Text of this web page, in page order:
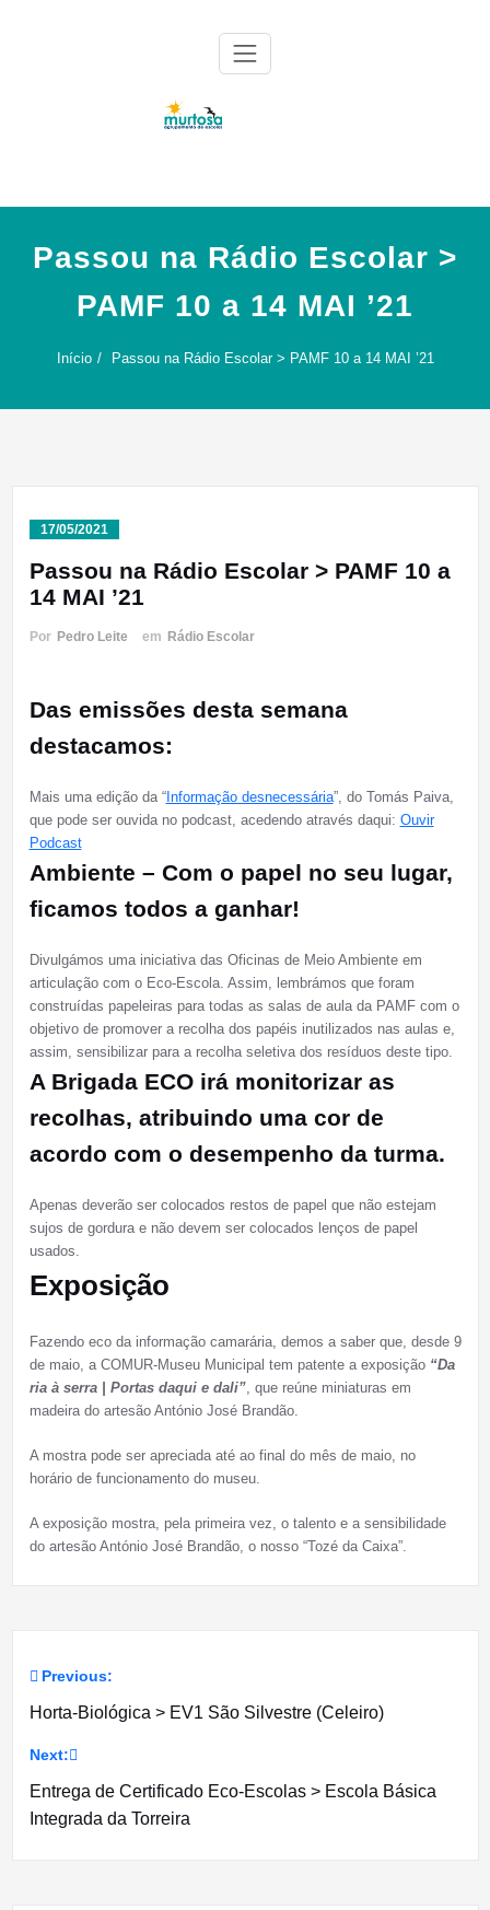
Passou na Rádio Escolar >
PAMF 10 a 14 MAI ’21
Início Passou na Rádio Escolar > PAMF 10 a 14 MAI ’21
17/05/2021
Passou na Rádio Escolar > PAMF 10 a
14 MAI ’21
Por Pedro Leite em Rádio Escolar
Das emissões desta semana
destacamos:
Mais uma edição da “Informação desnecessária”, do Tomás Paiva,
que pode ser ouvida no podcast, acedendo através daqui: Ouvir
Podcast
Ambiente – Com o papel no seu lugar,
ficamos todos a ganhar!
Divulgámos uma iniciativa das Oficinas de Meio Ambiente em
articulação com o Eco-Escola. Assim, lembrámos que foram
construídas papeleiras para todas as salas de aula da PAMF com o
objetivo de promover a recolha dos papéis inutilizados nas aulas e,
assim, sensibilizar para a recolha seletiva dos resíduos deste tipo.
A Brigada ECO irá monitorizar as
recolhas, atribuindo uma cor de
acordo com o desempenho da turma.
Apenas deverão ser colocados restos de papel que não estejam
sujos de gordura e não devem ser colocados lenços de papel
usados.
Exposição
Fazendo eco da informação camarária, demos a saber que, desde 9
de maio, a COMUR-Museu Municipal tem patente a exposição “Da
ria à serra | Portas daqui e dali”, que reúne miniaturas em
madeira do artesão António José Brandão.
A mostra pode ser apreciada até ao final do mês de maio, no
horário de funcionamento do museu.
A exposição mostra, pela primeira vez, o talento e a sensibilidade
do artesão António José Brandão, o nosso “Tozé da Caixa”.
Navegação
artigos
Previous:
Horta-Biológica > EV1 São Silvestre (Celeiro)
Next:
Entrega de Certificado Eco-Escolas > Escola Básica
Integrada da Torreira